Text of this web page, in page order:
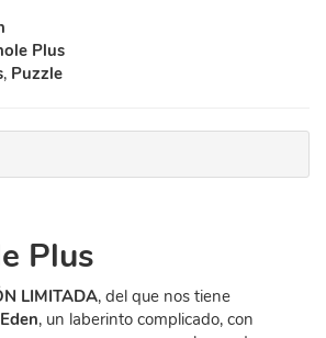
Plus
, Puzzle
Plus
LIMITADA, del que nos tiene
, un laberinto complicado, con